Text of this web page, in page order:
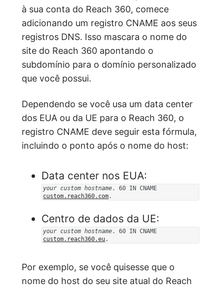
à sua conta do Reach 360, comece
adicionando um registro CNAME aos seus
registros DNS. Isso mascara o nome do
site do Reach 360 apontando o
subdomínio para o domínio personalizado
que você possui.
Dependendo se você usa um data center
dos EUA ou da UE para o Reach 360, o
registro CNAME deve seguir esta fórmula,
incluindo o ponto após o nome do host:
Data center nos EUA:
your custom hostname. 60 IN CNAME
custom.reach360.com.
Centro de dados da UE:
your custom hostname. 60 IN CNAME
custom.reach360.eu.
Por exemplo, se você quisesse que o
nome do host do seu site atual do Reach